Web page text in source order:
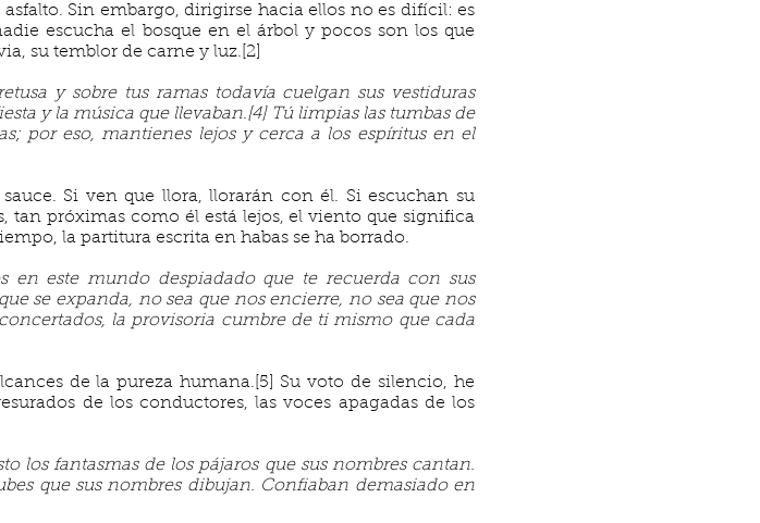
Sin embargo, dirigirse hacia ellos no es difícil: es
escucha el bosque en el árbol y pocos son los que
su temblor de carne y luz.[2]
y sobre tus ramas todavía cuelgan sus vestiduras
y la música que llevaban.[4] Tú limpias las tumbas de
por eso, mantienes lejos y cerca a los espíritus en el
Si ven que llora, llorarán con él. Si escuchan su
tan próximas como él está lejos, el viento que significa
la partitura escrita en habas se ha borrado.
en este mundo despiadado que te recuerda con sus
se expanda, no sea que nos encierre, no sea que nos
la provisoria cumbre de ti mismo que cada
de la pureza humana.[5] Su voto de silencio, he
de los conductores, las voces apagadas de los
los fantasmas de los pájaros que sus nombres cantan.
que sus nombres dibujan. Confiaban demasiado en